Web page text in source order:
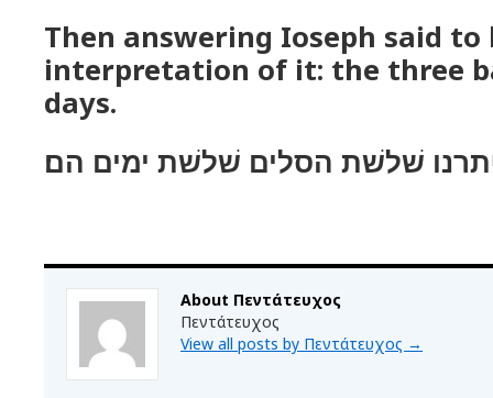
Then answering Ioseph said to
interpretation of it: the three
days.
פתרנו שׁלשׁת הסלים שׁלשׁת ימים הם׃
About Πεντάτευχος
Πεντάτευχος
View all posts by Πεντάτευχος →